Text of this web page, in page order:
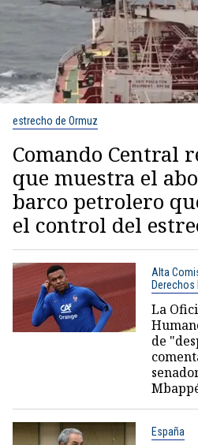
estrecho de Ormuz
Comando Central
que muestra el
barco petrolero
el control del
Alta
Derechos
La
de
España